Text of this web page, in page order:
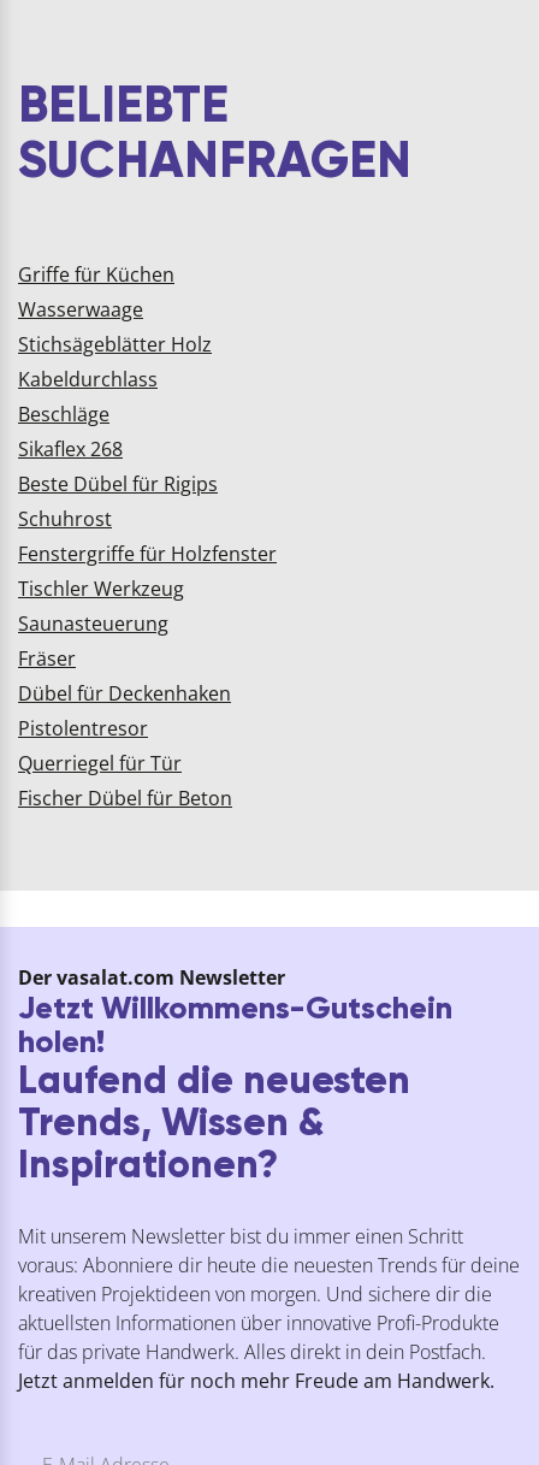
BELIEBTE
SUCHANFRAGEN
Griffe für Küchen
Wasserwaage
Stichsägeblätter Holz
Kabeldurchlass
Beschläge
Sikaflex 268
Beste Dübel für Rigips
Schuhrost
Fenstergriffe für Holzfenster
Tischler Werkzeug
Saunasteuerung
Fräser
Dübel für Deckenhaken
Pistolentresor
Querriegel für Tür
Fischer Dübel für Beton
Der vasalat.com Newsletter
Jetzt Willkommens-Gutschein
holen!
Laufend die neuesten
Trends, Wissen &
Inspirationen?
Mit unserem Newsletter bist du immer einen Schritt
voraus: Abonniere dir heute die neuesten Trends für deine
kreativen Projektideen von morgen. Und sichere dir die
aktuellsten Informationen über innovative Profi-Produkte
für das private Handwerk. Alles direkt in dein Postfach.
Jetzt anmelden für noch mehr Freude am Handwerk.